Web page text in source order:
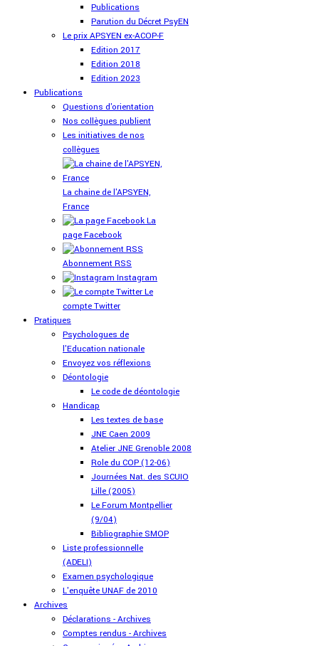
Publications
Parution du Décret PsyEN
Le prix APSYEN ex-ACOP-F
Edition 2017
Edition 2018
Edition 2023
Publications
Questions d'orientation
Nos collègues publient
Les initiatives de nos
collègues
La chaine de l'APSYEN,
France
La
page Facebook
Abonnement RSS
Instagram
Le
compte Twitter
Pratiques
Psychologues de
l'Education nationale
Envoyez vos réflexions
Déontologie
Le code de déontologie
Handicap
Les textes de base
JNE Caen 2009
Atelier JNE Grenoble 2008
Role du COP (12-06)
Journées Nat. des SCUIO
Lille (2005)
Le Forum Montpellier
(9/04)
Bibliographie SMOP
Liste professionnelle
(ADELI)
Examen psychologique
L'enquête UNAF de 2010
Archives
Déclarations - Archives
Comptes rendus - Archives